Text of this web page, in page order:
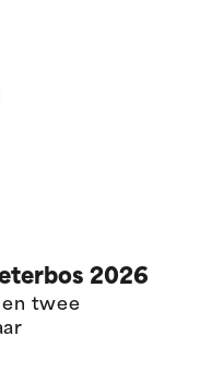
2026
twee